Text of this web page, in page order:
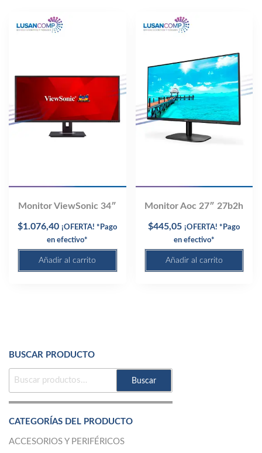
Monitor ViewSonic 34″
$1.076,40 ¡OFERTA! *Pago
en efectivo*
Añadir al carrito
Monitor Aoc 27″ 27b2h
$445,05 ¡OFERTA! *Pago
en efectivo*
Añadir al carrito
BUSCAR PRODUCTO
BUSCAR
Buscar
CATEGORÍAS DEL PRODUCTO
ACCESORIOS Y PERIFÉRICOS